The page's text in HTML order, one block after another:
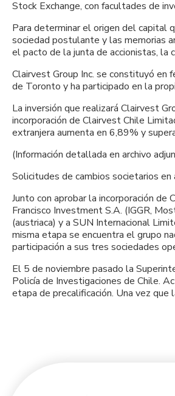
Stock Exchange, con facultades de
Para determinar el origen del capital
sociedad postulante y las memorias
el pacto de la junta de accionistas, la
Clairvest Group Inc. se constituyó en
de Toronto y ha participado en la
La inversión que realizará Clairvest
incorporación de Clairvest Chile
extranjera aumenta en 6,89% y
(Información detallada en archivo
Solicitudes de cambios societarios en
Junto con aprobar la incorporación de
Francisco Investment S.A. (IGGR,
(austriaca) y a SUN Internacional
misma etapa se encuentra el grupo
participación a sus tres sociedades
El 5 de noviembre pasado la
Policía de Investigaciones de Chile.
etapa de precalificación. Una vez